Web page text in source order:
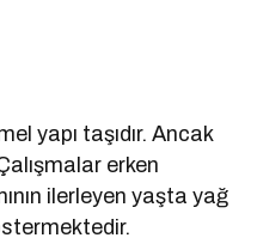
yapı taşıdır. Ancak
erken
ilerleyen yaşta yağ